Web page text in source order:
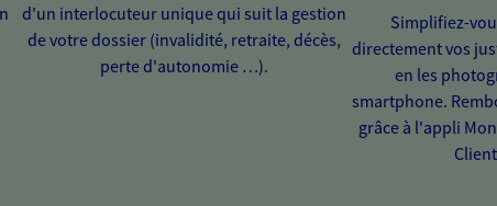
d'un interlocuteur unique qui suit la gestion
de votre dossier (invalidité, retraite, décès,
perte d'autonomie …).
Simplifiez-
directement vos
en les
smartphone.
grâce à l'appli